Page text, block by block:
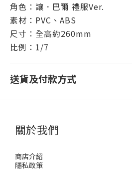
角色：讓．巴爾 禮服Ver.
素材：PVC、ABS
尺寸：全高約260mm
比例：1/7
送貨及付款方式
關於我們
商店介紹
隱私政策